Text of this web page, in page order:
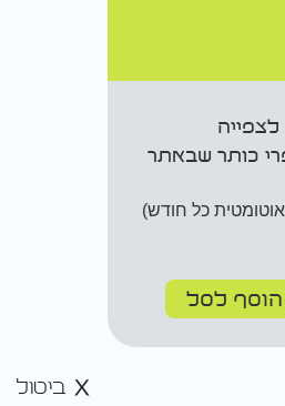
לצפייה
כותר שבאתר
כל חודש)
הוסף לסל
ביטול